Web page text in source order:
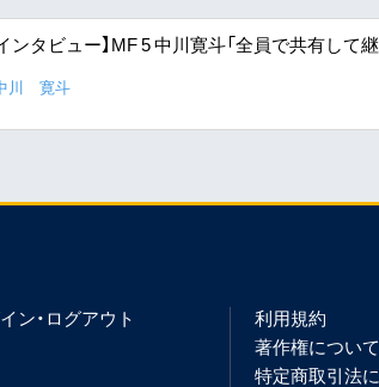
インタビュー】MF 5 中川寛斗「全員で共有して
川 寛斗
ン・ログアウト
利用規約
著作権について
特定商取引法